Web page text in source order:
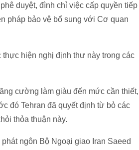
duyệt, đình chỉ việc cấp quyền tiếp
pháp bảo vệ bổ sung với Cơ quan
hiện nghị định thư này trong các
cường làm giàu đến mức cần thiết,
đó Tehran đã quyết định từ bỏ các
thỏa thuận này.
ngôn Bộ Ngoại giao Iran Saeed